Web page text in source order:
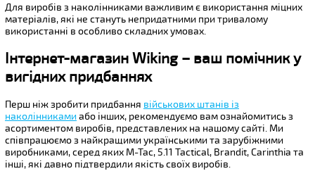
Для виробів з наколінниками важливим є використання міцних
матеріалів, які не стануть непридатними при тривалому
використанні в особливо складних умовах.
Інтернет-магазин Wiking – ваш помічник у
вигідних придбаннях
Перш ніж зробити придбання військових штанів із
наколінникамиабо інших, рекомендуємо вам ознайомитись з
асортиментом виробів, представлених на нашому сайті. Ми
співпрацюємо з найкращими українськими та зарубіжними
виробниками, серед яких M-Tac, 5.11 Tactical, Brandit, Carinthia та
інші, які давно підтвердили якість своїх виробів.